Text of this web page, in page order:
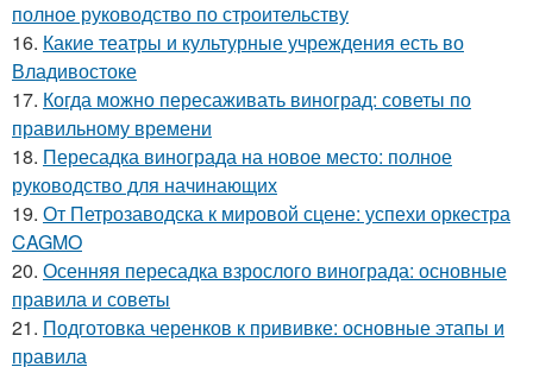
полное руководство по строительству
16. Какие театры и культурные учреждения есть во
Владивостоке
17. Когда можно пересаживать виноград: советы по
правильному времени
18. Пересадка винограда на новое место: полное
руководство для начинающих
19. От Петрозаводска к мировой сцене: успехи оркестра
CAGMO
20. Осенняя пересадка взрослого винограда: основные
правила и советы
21. Подготовка черенков к прививке: основные этапы и
правила